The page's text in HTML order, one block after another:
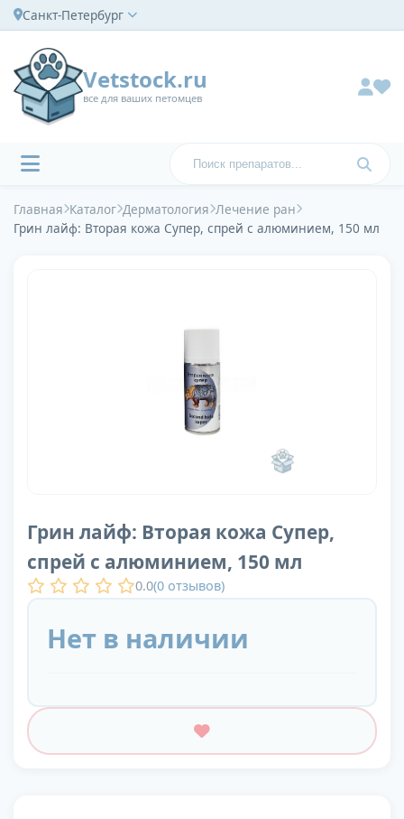
Санкт-Петербург
Vetstock.ru
все для ваших петомцев
Главная Каталог Дерматология Лечение ран
Грин лайф: Вторая кожа Супер, спрей с алюминием, 150 мл
Грин лайф: Вторая кожа Супер,
спрей с алюминием, 150 мл
0.0(0 отзывов)
Нет в наличии